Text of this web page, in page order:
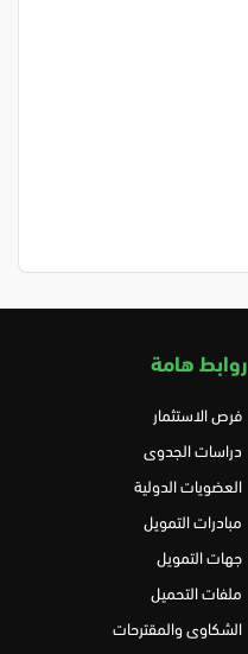
روابط هامة
فرص الاستثمار
دراسات الجدوى
العضويات الدولية
مبادرات التمويل
جهات التمويل
ملفات التحميل
الشكاوى والمقترحات